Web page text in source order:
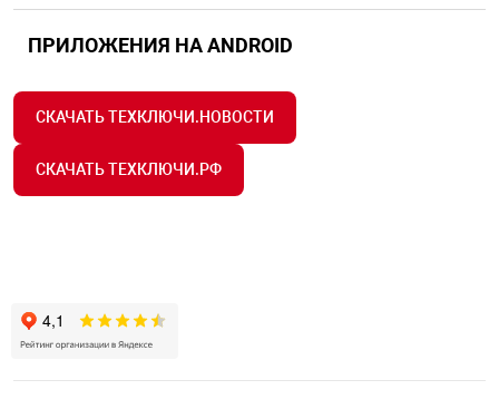
ПРИЛОЖЕНИЯ НА ANDROID
СКАЧАТЬ ТЕХКЛЮЧИ.НОВОСТИ
СКАЧАТЬ ТЕХКЛЮЧИ.РФ